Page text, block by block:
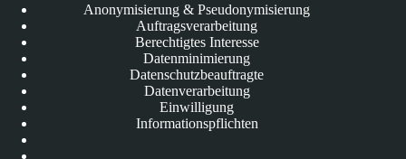
Anonymisierung & Pseudonymisierung
Auftragsverarbeitung
Berechtigtes Interesse
Datenminimierung
Datenschutzbeauftragte
Datenverarbeitung
Einwilligung
Informationspflichten